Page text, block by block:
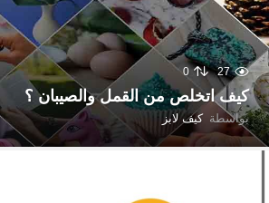
27
0
كيف اتخلص من القمل والصيبان ؟
بواسطة كيف لابز